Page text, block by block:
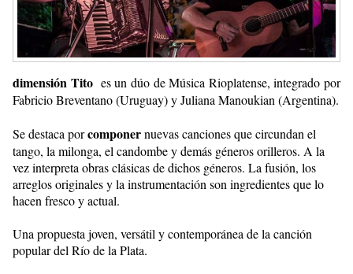
dimensión Tito es un dúo deMúsica Rioplatense, integrado por
Fabricio Breventano (Uruguay) y Juliana Manoukian (Argentina).
Se destaca porcomponernuevas canciones que circundan el
tango, la milonga, el candombe y demás géneros orilleros. A la
vez interpreta obras clásicas de dichos géneros. La fusión, los
arreglos originales y la instrumentación son ingredientes que lo
hacen fresco y actual.
Una propuesta joven, versátil y contemporánea de la canción
popular del Río de la Plata.